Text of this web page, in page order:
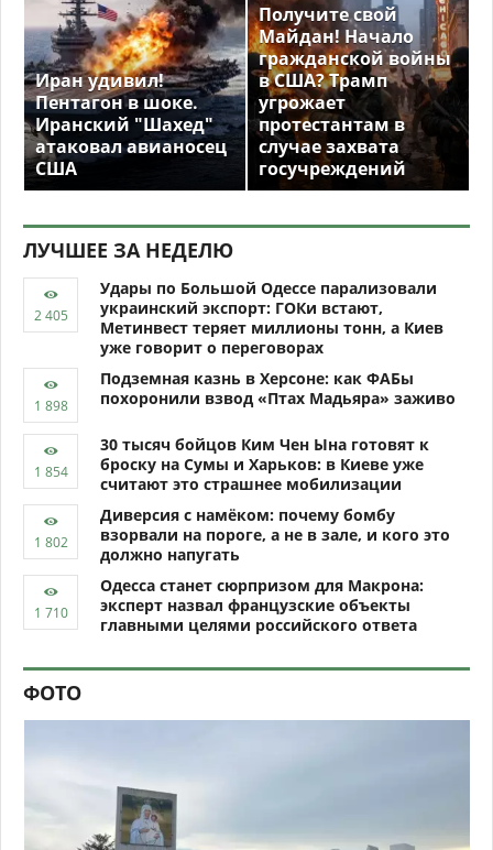
Иран удивил!
Пентагон в шоке.
Иранский "Шахед"
атаковал авианосец
США
Получите свой
Майдан! Начало
гражданской войны
в США? Трамп
угрожает
протестантам в
случае захвата
госучреждений
ЛУЧШЕЕ ЗА НЕДЕЛЮ
Удары по Большой Одессе парализовали
украинский экспорт: ГОКи встают,
Метинвест теряет миллионы тонн, а Киев
уже говорит о переговорах
Подземная казнь в Херсоне: как ФАБы
похоронили взвод «Птах Мадьяра» заживо
30 тысяч бойцов Ким Чен Ына готовят к
броску на Сумы и Харьков: в Киеве уже
считают это страшнее мобилизации
Диверсия с намёком: почему бомбу
взорвали на пороге, а не в зале, и кого это
должно напугать
Одесса станет сюрпризом для Макрона:
эксперт назвал французские объекты
главными целями российского ответа
ФОТО